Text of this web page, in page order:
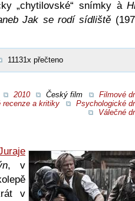
„chytilovské“ snímky à
Jak se rodí sídliště
11131x přečteno
2010 Český film
Filmové
recenze a kritiky
Psychologické
Válečné
, v
v